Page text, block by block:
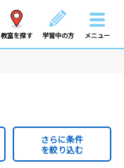
教室を探す 学習中の方 メニュー
さらに条件
を絞り込む